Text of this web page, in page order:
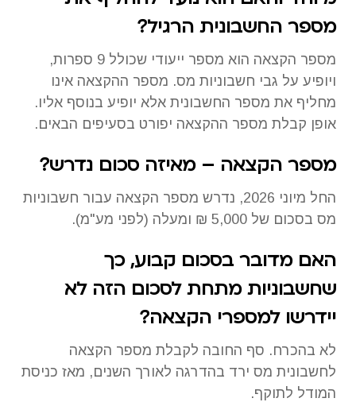
מספר החשבונית הרגיל?
מספר הקצאה הוא מספר ייעודי שכולל 9 ספרות,
ויופיע על גבי חשבוניות מס. מספר ההקצאה אינו
מחליף את מספר החשבונית אלא יופיע בנוסף אליו.
אופן קבלת מספר ההקצאה יפורט בסעיפים הבאים.
מספר הקצאה – מאיזה סכום נדרש?
החל מיוני 2026, נדרש מספר הקצאה עבור חשבוניות
מס בסכום של 5,000 ₪ ומעלה (לפני מע"מ).
האם מדובר בסכום קבוע, כך
שחשבוניות מתחת לסכום הזה לא
יידרשו למספרי הקצאה?
לא בהכרח. סף החובה לקבלת מספר הקצאה
לחשבונית מס ירד בהדרגה לאורך השנים, מאז כניסת
המודל לתוקף.